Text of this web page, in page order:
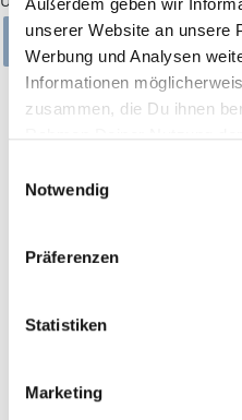
unserer Website an unsere
Werbung und Analysen
Informationen
zusammen, die Du ihnen
Notwendig
Präferenzen
Statistiken
Marketing
0,66 - 1,00 M
€ 27,90 incl. BTW plus.
Beschikbaarheid: direct leverbaar
TIPS EN